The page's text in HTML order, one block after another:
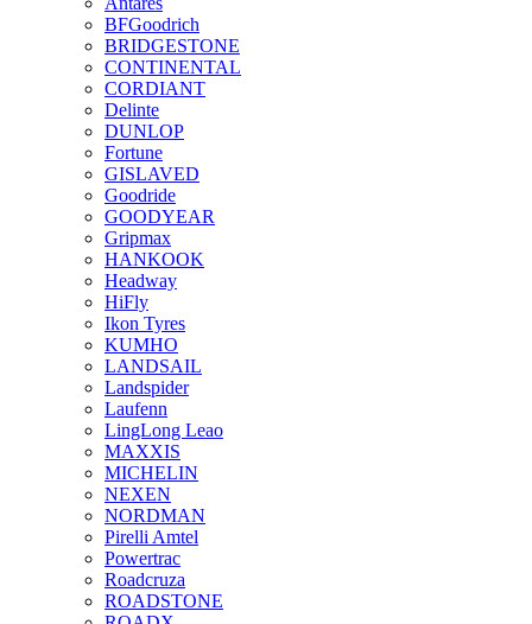
BFGoodrich
BRIDGESTONE
CONTINENTAL
CORDIANT
Delinte
DUNLOP
Fortune
GISLAVED
Goodride
GOODYEAR
Gripmax
HANKOOK
Headway
HiFly
Ikon Tyres
KUMHO
LANDSAIL
Landspider
Laufenn
LingLong Leao
MAXXIS
MICHELIN
NEXEN
NORDMAN
Pirelli Amtel
Powertrac
Roadcruza
ROADSTONE